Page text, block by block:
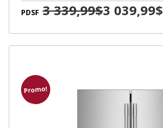
PDSF 3 339,99$3 039,99$
Promo!